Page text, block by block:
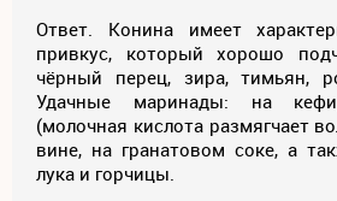
Ответ. Конина имеет
привкус, который хорошо
чёрный перец, зира, тимьян,
Удачные маринады: на
(молочная кислота размягчает
вине, на гранатовом соке, а
лука и горчицы.